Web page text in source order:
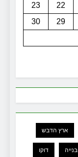
22
23
29
30
ארץ הדבש
בנייה דוקו